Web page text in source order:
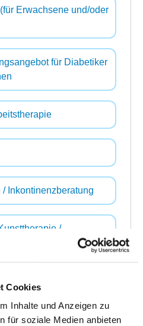
Cookies
Inhalte und Anzeigen zu
für soziale Medien anbieten
Erwachsene und/oder
für Diabetiker
Inkontinenzberatung
/